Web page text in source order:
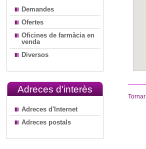
Demandes
Ofertes
Oficines de farmàcia en
venda
Diversos
Adreces d'interès
Adreces d'Internet
Adreces postals
Tornar